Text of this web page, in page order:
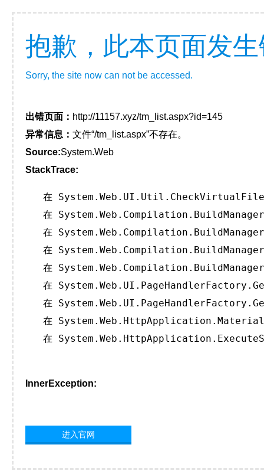
抱歉，此本页面发
Sorry, the site now can not be accessed.
出错页面： http://11157.xyz/tm_list.aspx?id=145
异常信息： 文件“/tm_list.aspx”不存在。
Source:System.Web
StackTrace:
在
在
在
在
在
在
在
在
在
InnerException:
进入官网